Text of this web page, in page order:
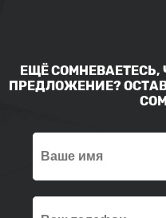
ЕЩЁ
ПРЕДЛОЖЕНИЕ?